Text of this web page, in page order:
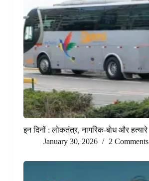
इन दिनों : लोकतंत्र, नागरिक-बोध और हत्यारे
January 30, 2026
2 Comments